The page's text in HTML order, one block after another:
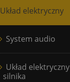
Układ elektryczny
System audio
Układ elektryczny
silnika